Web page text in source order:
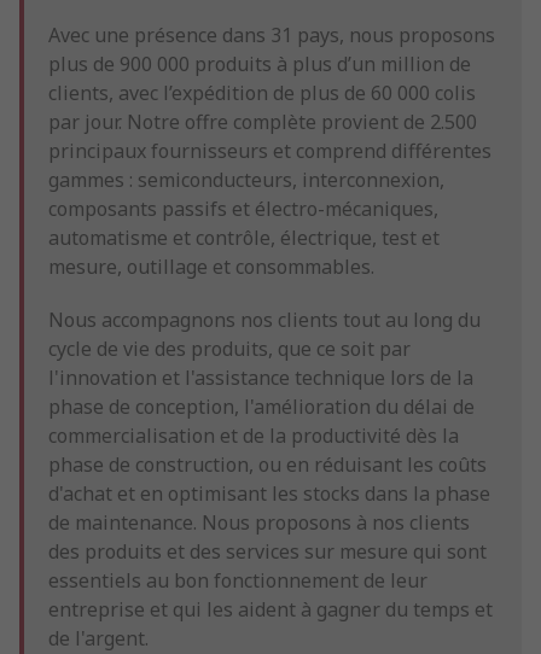
Avec une présence dans 31 pays, nous proposons
plus de 900 000 produits à plus d’un million de
clients, avec l’expédition de plus de 60 000 colis
par jour. Notre offre complète provient de 2.500
principaux fournisseurs et comprend différentes
gammes : semiconducteurs, interconnexion,
composants passifs et électro-mécaniques,
automatisme et contrôle, électrique, test et
mesure, outillage et consommables.
Nous accompagnons nos clients tout au long du
cycle de vie des produits, que ce soit par
l'innovation et l'assistance technique lors de la
phase de conception, l'amélioration du délai de
commercialisation et de la productivité dès la
phase de construction, ou en réduisant les coûts
d'achat et en optimisant les stocks dans la phase
de maintenance. Nous proposons à nos clients
des produits et des services sur mesure qui sont
essentiels au bon fonctionnement de leur
entreprise et qui les aident à gagner du temps et
de l'argent.